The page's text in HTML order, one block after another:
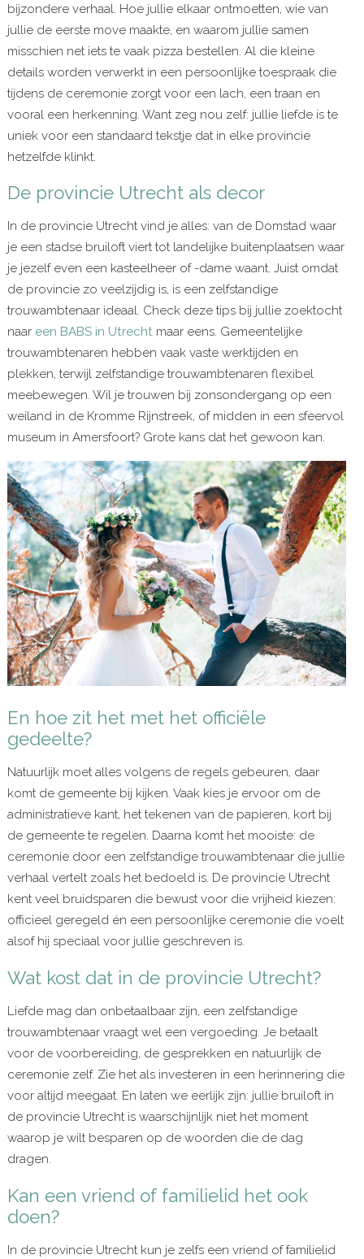
bijzondere verhaal. Hoe jullie elkaar ontmoetten, wie van
jullie de eerste move maakte, en waarom jullie samen
misschien net iets te vaak pizza bestellen. Al die kleine
details worden verwerkt in een persoonlijke toespraak die
tijdens de ceremonie zorgt voor een lach, een traan en
vooral een herkenning. Want zeg nou zelf: jullie liefde is te
uniek voor een standaard tekstje dat in elke provincie
hetzelfde klinkt.
De provincie Utrecht als decor
In de provincie Utrecht vind je alles: van de Domstad waar
je een stadse bruiloft viert tot landelijke buitenplaatsen waar
je jezelf even een kasteelheer of -dame waant. Juist omdat
de provincie zo veelzijdig is, is een zelfstandige
trouwambtenaar ideaal. Check deze tips bij jullie zoektocht
naareen BABS in Utrechtmaar eens. Gemeentelijke
trouwambtenaren hebben vaak vaste werktijden en
plekken, terwijl zelfstandige trouwambtenaren flexibel
meebewegen. Wil je trouwen bij zonsondergang op een
weiland in de Kromme Rijnstreek, of midden in een sfeervol
museum in Amersfoort? Grote kans dat het gewoon kan.
En hoe zit het met het officiële
gedeelte?
Natuurlijk moet alles volgens de regels gebeuren, daar
komt de gemeente bij kijken. Vaak kies je ervoor om de
administratieve kant, het tekenen van de papieren, kort bij
de gemeente te regelen. Daarna komt het mooiste: de
ceremonie door een zelfstandige trouwambtenaar die jullie
verhaal vertelt zoals het bedoeld is. De provincie Utrecht
kent veel bruidsparen die bewust voor die vrijheid kiezen:
officieel geregeld én een persoonlijke ceremonie die voelt
alsof hij speciaal voor jullie geschreven is.
Wat kost dat in de provincie Utrecht?
Liefde mag dan onbetaalbaar zijn, een zelfstandige
trouwambtenaar vraagt wel een vergoeding. Je betaalt
voor de voorbereiding, de gesprekken en natuurlijk de
ceremonie zelf. Zie het als investeren in een herinnering die
voor altijd meegaat. En laten we eerlijk zijn: jullie bruiloft in
de provincie Utrecht is waarschijnlijk niet het moment
waarop je wilt besparen op de woorden die de dag
dragen.
Kan een vriend of familielid het ook
doen?
In de provincie Utrecht kun je zelfs een vriend of familielid